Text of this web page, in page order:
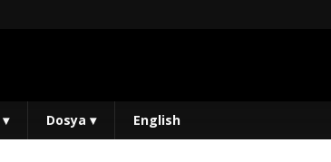
▾ Dosya ▾ English